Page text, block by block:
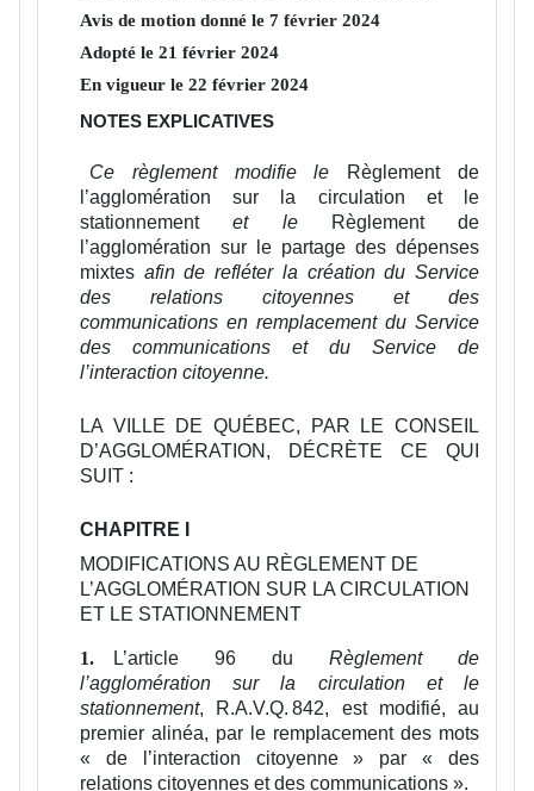
Avis de motion donné le7février2024
Adopté le21février2024
En vigueur le22février2024
NOTES EXPLICATIVES
Ce règlement modifie le
Règlement de
l’agglomération sur la circulation et le
stationnementet le
Règlement de
l’agglomération sur le partage des dépenses
mixtes afin de refléter la création du Service
des relations citoyennes et des
communications en remplacement du Service
des communications et du Service de
l’interaction citoyenne.
LA VILLE DE QUÉBEC, PAR LE CONSEIL
D’AGGLOMÉRATION, DÉCRÈTE CE QUI
SUIT :
CHAPITRE I
MODIFICATIONS AU RÈGLEMENT DE
L’AGGLOMÉRATION SUR LA CIRCULATION
ET LE STATIONNEMENT
1. L’article 96 du Règlement de
l’agglomération sur la circulation et le
stationnement, R.A.V.Q. 842, est modifié, au
premier alinéa, par le remplacement des mots
« de l’interaction citoyenne » par « des
relations citoyennes et des communications ».